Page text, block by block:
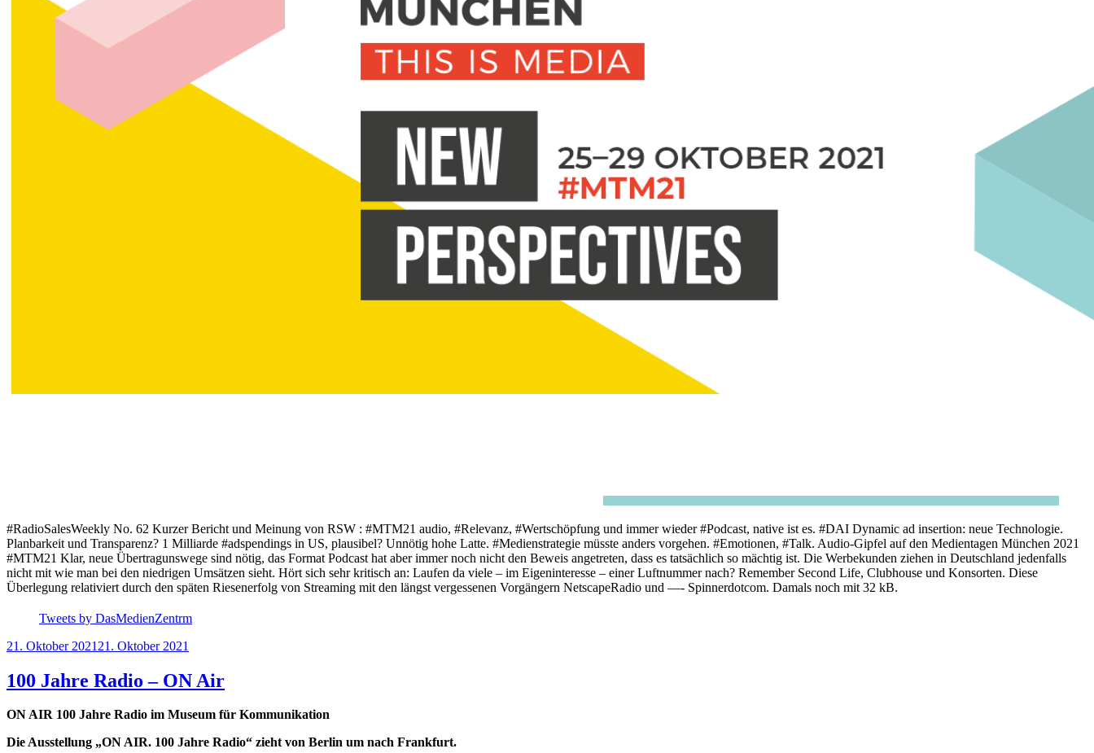
#RadioSalesWeekly No. 62 Kurzer Bericht und Meinung von RSW : #MTM21 audio, #Relevanz, #Wertschöpfung und immer wieder #Podcast, native ist es. #DAI Dynamic ad insertion: neue Technologie.
Planbarkeit und Transparenz? 1 Milliarde #adspendings in US, plausibel? Unnötig hohe Latte. #Medienstrategie müsste anders vorgehen. #Emotionen, #Talk. Audio-Gipfel auf den Medientagen München 2021
#MTM21 Klar, neue Übertragunswege sind nötig, das Format Podcast hat aber immer noch nicht den Beweis angetreten, dass es tatsächlich so mächtig ist. Die Werbekunden ziehen in Deutschland jedenfalls
nicht mit wie man bei den niedrigen Umsätzen sieht. Hört sich sehr kritisch an: Laufen da viele – im Eigeninteresse – einer Luftnummer nach? Remember Second Life, Clubhouse und Konsorten. Diese
Überlegung relativiert durch den späten Riesenerfolg von Streaming mit den längst vergessenen Vorgängern NetscapeRadio und —- Spinnerdotcom. Damals noch mit 32 kB.
Tweets by DasMedienZentrm
Veröffentlicht
21. Oktober 2021 21. Oktober 2021
100 Jahre Radio – ON Air
ON AIR 100 Jahre Radio im Museum für Kommunikation
Die Ausstellung „ON AIR. 100 Jahre Radio“ zieht von Berlin um nach Frankfurt.